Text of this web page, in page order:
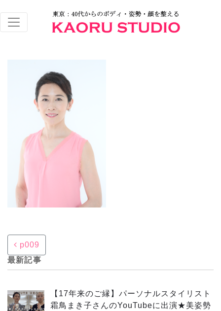
Post navigation
p009
最新記事
【17年来のご縁】パーソナルスタイリスト
霜鳥まき子さんのYouTubeに出演★美姿勢